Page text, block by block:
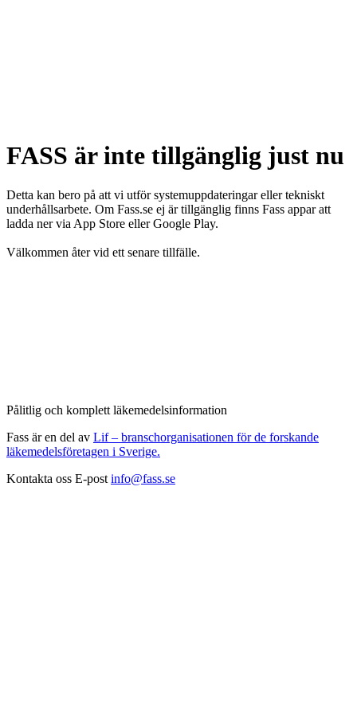
FASS är inte tillgänglig just nu
Detta kan bero på att vi utför systemuppdateringar eller tekniskt
underhållsarbete. Om Fass.se ej är tillgänglig finns Fass appar att
ladda ner via App Store eller Google Play.
Välkommen åter vid ett senare tillfälle.
Pålitlig och komplett läkemedelsinformation
Fass är en del av Lif – branschorganisationen för de forskande
läkemedelsföretagen i Sverige.
Kontakta oss E-post info@fass.se